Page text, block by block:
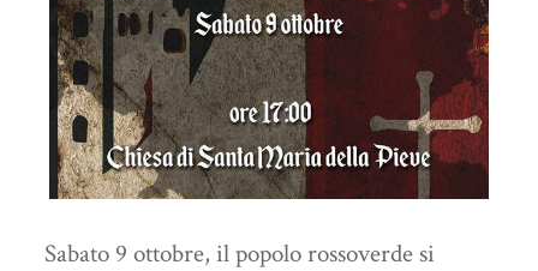
Sabato 9 ottobre, il popolo rossoverde si